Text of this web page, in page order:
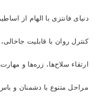
دنیای فانتزی با الهام از
کنترل روان با قابلیت
ارتقاء سلاح‌ها، زره‌ها و
مراحل متنوع با دشمنان و